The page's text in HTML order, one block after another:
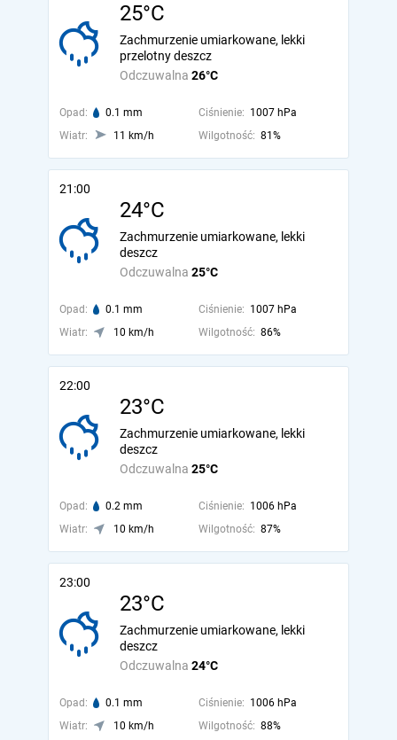
25°C
Odczuwalna 26°C
Zachmurzenie umiarkowane, lekki
przelotny deszcz
Opad: 0.1 mm Ciśnienie: 1007 hPa
Wiatr:
11 km/h Wilgotność: 81%
21:00
24°C
Odczuwalna 25°C
Zachmurzenie umiarkowane, lekki
deszcz
Opad: 0.1 mm Ciśnienie: 1007 hPa
Wiatr:
10 km/h Wilgotność: 86%
22:00
23°C
Odczuwalna 25°C
Zachmurzenie umiarkowane, lekki
deszcz
Opad: 0.2 mm Ciśnienie: 1006 hPa
Wiatr:
10 km/h Wilgotność: 87%
23:00
23°C
Odczuwalna 24°C
Zachmurzenie umiarkowane, lekki
deszcz
Opad: 0.1 mm Ciśnienie: 1006 hPa
Wiatr:
10 km/h Wilgotność: 88%